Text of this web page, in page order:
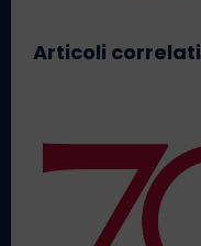
Articoli correlati